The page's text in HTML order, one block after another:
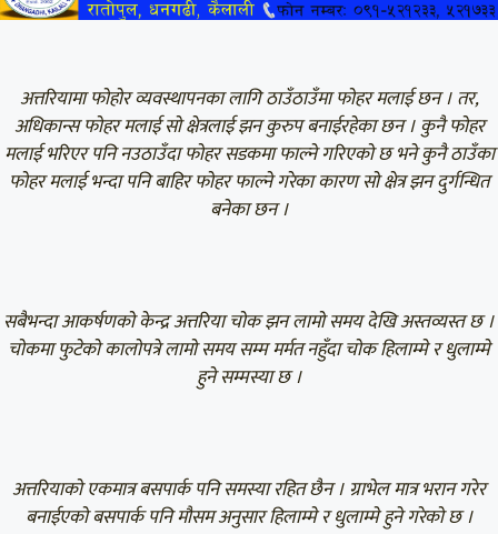
अत्तरियामा फोहोर व्यवस्थापनका लागि ठाउँठाउँमा फोहर मलाई छन । तर,
अधिकान्स फोहर मलाई सो क्षेत्रलाई झन कुरुप बनाईरहेका छन । कुनै फोहर
मलाई भरिएर पनि नउठाउँदा फोहर सडकमा फाल्ने गरिएको छ भने कुनै ठाउँका
फोहर मलाई भन्दा पनि बाहिर फोहर फाल्ने गरेका कारण सो क्षेत्र झन दुर्गन्धित
बनेका छन ।
सबैभन्दा आकर्षणको केन्द्र अत्तरिया चोक झन लामो समय देखि अस्तव्यस्त छ ।
चोकमा फुटेको कालोपत्रे लामो समय सम्म मर्मत नहुँदा चोक हिलाम्मे र धुलाम्मे
हुने सम्मस्या छ ।
अत्तरियाको एकमात्र बसपार्क पनि समस्या रहित छैन । ग्राभेल मात्र भरान गरेर
बनाईएको बसपार्क पनि मौसम अनुसार हिलाम्मे र धुलाम्मे हुने गरेको छ ।